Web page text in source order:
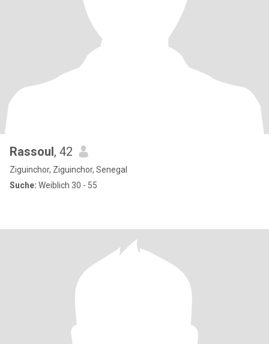
Rassoul, 42
Ziguinchor, Ziguinchor, Senegal
Suche: Weiblich 30 - 55